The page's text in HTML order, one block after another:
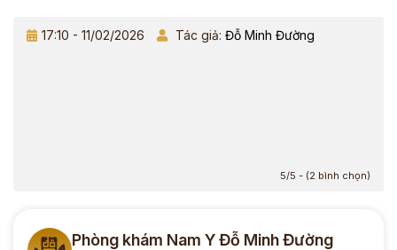
17:10 - 11/02/2026 Tác giả: Đỗ Minh Đường
5/5 - (2 bình chọn)
Phòng khám Nam Y Đỗ Minh Đường